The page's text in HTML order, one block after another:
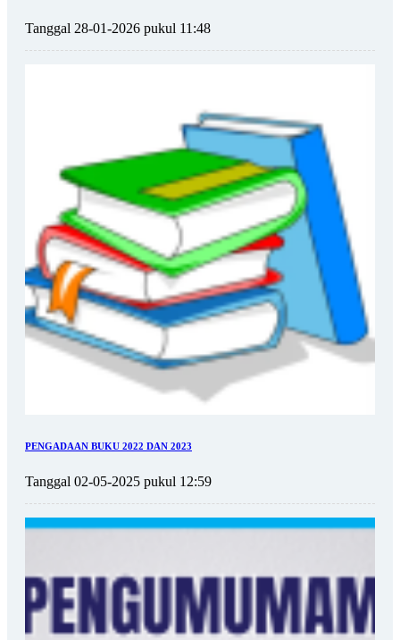
Tanggal 28-01-2026 pukul 11:48
PENGADAAN BUKU 2022 DAN 2023
Tanggal 02-05-2025 pukul 12:59